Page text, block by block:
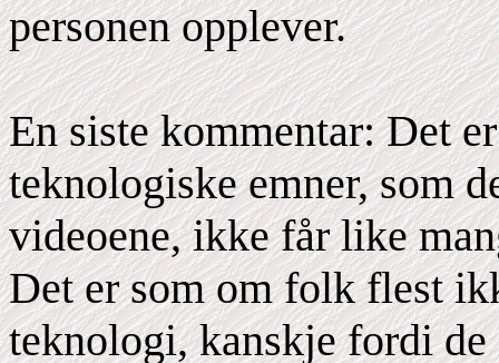
personen opplever.
En siste kommentar: Det
teknologiske emner, som
videoene, ikke får like
Det er som om folk flest
teknologi, kanskje fordi